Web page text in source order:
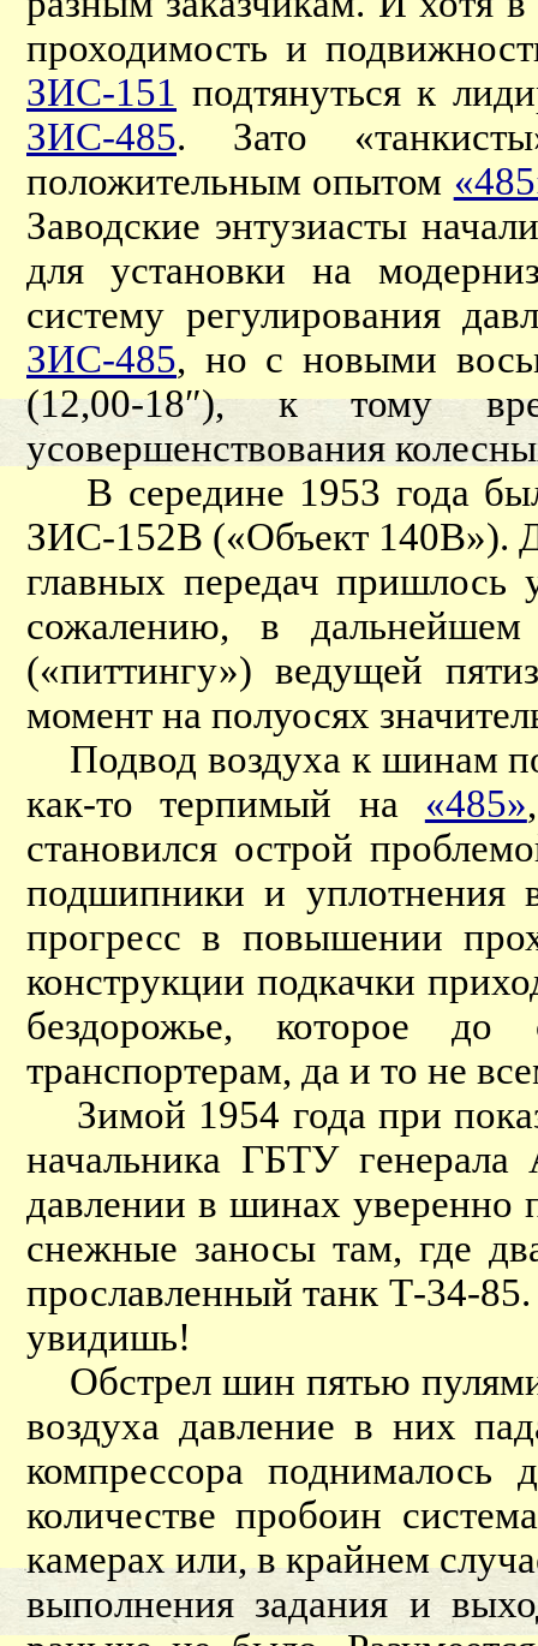
проходимость и
ЗИС-151 подтянуться к
ЗИС-485. Зато
положительным опытом
Заводские энтузиасты
для установки на
систему регулирования
ЗИС-485, но с новыми
(12,00-18″), к тому
усовершенствования
В середине 1953 года
ЗИС-152В («Объект 140В»).
главных передач
сожалению, в
(«питтингу») ведущей
момент на полуосях
Подвод воздуха к шинам
как-то терпимый на «485»
становился острой
подшипники и уплотнения
прогресс в повышении
конструкции подкачки
бездорожье, которое
транспортерам, да и то не
Зимой 1954 года при
начальника ГБТУ
давлении в шинах уверенно
снежные заносы там, где
прославленный танк Т-34-
увидишь!
Обстрел шин пятью пулями
воздуха давление в них
компрессора
количестве пробоин
камерах или, в крайнем
выполнения задания и